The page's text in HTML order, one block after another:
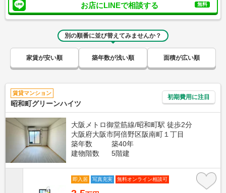
お店にLINEで相談する 無料
別の順番に並び替えてみませんか？
家賃が安い順 築年数が浅い順 面積が広い順
賃貸マンション
昭和町グリーンハイツ
初期費用に注目
大阪メトロ御堂筋線/昭和町駅 徒歩2分
大阪府大阪市阿倍野区阪南町１丁目
築年数
築40年
建物階数
5階建
即入居 写真充実 無料オンライン相談可